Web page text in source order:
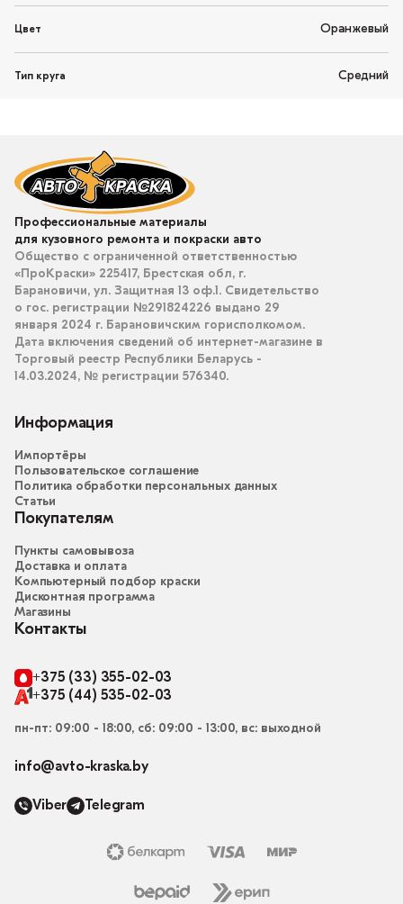
Цвет Оранжевый
Тип круга Средний
Профессиональные материалы
для кузовного ремонта и покраски авто
Общество с ограниченной ответственностью
«ПроКраски» 225417, Брестская обл, г.
Барановичи, ул. Защитная 13 оф.1. Свидетельство
о гос. регистрации №291824226 выдано 29
января 2024 г. Барановичским горисполкомом.
Дата включения сведений об интернет-магазине в
Торговый реестр Республики Беларусь -
14.03.2024, № регистрации 576340.
Информация
Импортёры
Пользовательское соглашение
Политика обработки персональных данных
Статьи
Покупателям
Пункты самовывоза
Доставка и оплата
Компьютерный подбор краски
Дисконтная программа
Магазины
Контакты
+375 (33) 355-02-03
+375 (44) 535-02-03
пн-пт: 09:00 - 18:00, сб: 09:00 - 13:00, вс: выходной
info@avto-kraska.by
Viber Telegram